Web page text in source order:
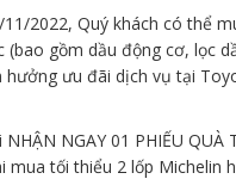
2022, Quý khách có thể
gồm dầu động cơ, lọc
hưởng ưu đãi dịch vụ tại
NGAY 01 PHIẾU QUÀ
mua tối thiểu 2 lốp Michelin